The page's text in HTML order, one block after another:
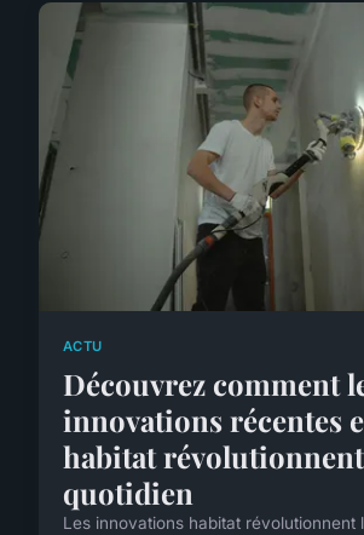
ACTU
Découvrez comment
innovations récentes
habitat
quotidien
Les innovations habitat révolutionnent